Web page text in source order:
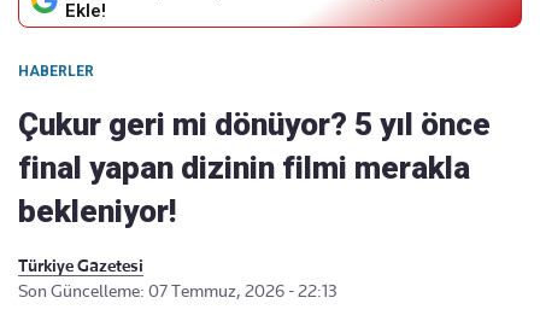
Ekle!
HABERLER
Çukur geri mi dönüyor? 5 yıl önce
final yapan dizinin filmi merakla
bekleniyor!
Türkiye Gazetesi
Son Güncelleme: 07 Temmuz, 2026 - 22:13